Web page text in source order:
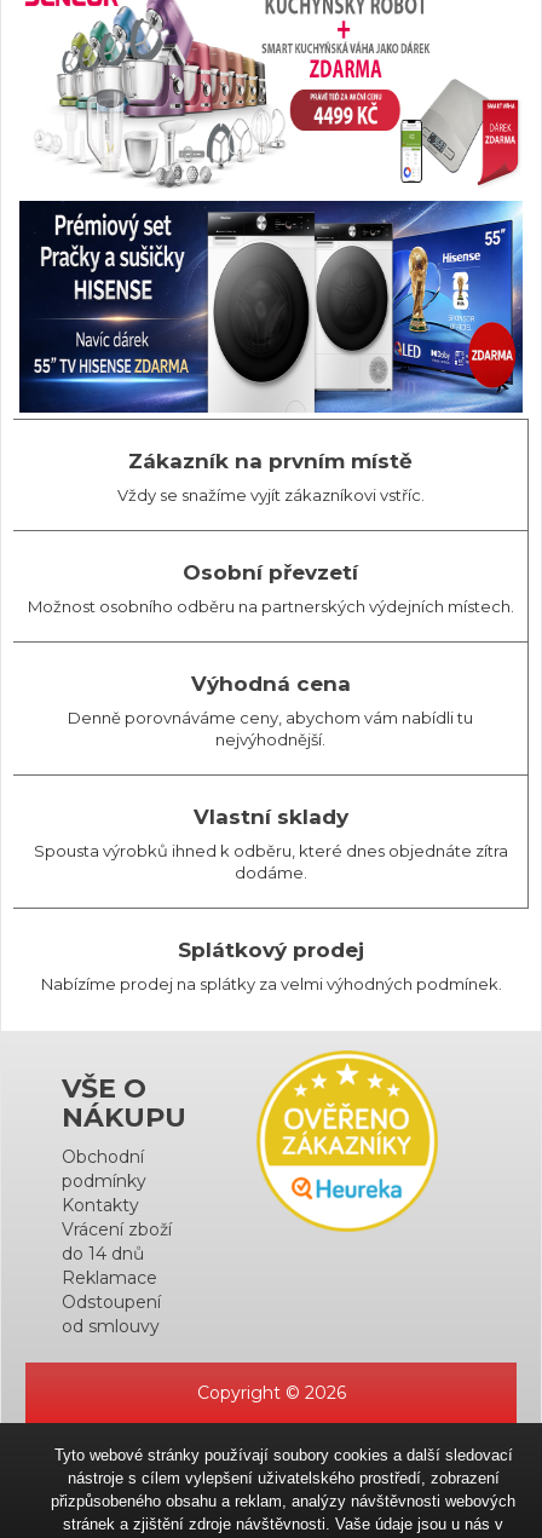
Zákazník na prvním místě
Vždy se snažíme vyjít zákazníkovi vstříc.
Osobní převzetí
Možnost osobního odběru na partnerských výdejních místech.
Výhodná cena
Denně porovnáváme ceny, abychom vám nabídli tu
nejvýhodnější.
Vlastní sklady
Spousta výrobků ihned k odběru, které dnes objednáte zítra
dodáme.
Splátkový prodej
Nabízíme prodej na splátky za velmi výhodných podmínek.
VŠE O
NÁKUPU
Obchodní
podmínky
Kontakty
Vrácení zboží
do 14 dnů
Reklamace
Odstoupení
od smlouvy
Copyright © 2026
Tyto webové stránky používají soubory cookies a další sledovací
nástroje s cílem vylepšení uživatelského prostředí, zobrazení
přizpůsobeného obsahu a reklam, analýzy návštěvnosti webových
stránek a zjištění zdroje návštěvnosti. Vaše údaje jsou u nás v